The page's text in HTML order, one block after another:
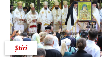
Știri